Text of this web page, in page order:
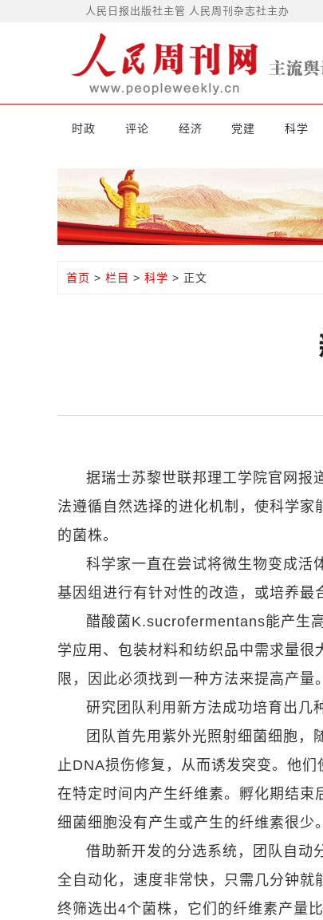
人民日报出版社主管 人民周刊杂志社主办
时政 评论 经济 党建 科学
首页 > 栏目 > 科学 > 正文
据瑞士苏黎世联邦理工学院官网报
法遵循自然选择的进化机制，使科学
的菌株。
科学家一直在尝试将微生物变成活
基因组进行有针对性的改造，或培养最
醋酸菌K.sucrofermentans能产生
学应用、包装材料和纺织品中需求量
限，因此必须找到一种方法来提高产量。
研究团队利用新方法成功培育出几
团队首先用紫外光照射细菌细胞
止DNA损伤修复，从而诱发突变。他
在特定时间内产生纤维素。孵化期结
细菌细胞没有产生或产生的纤维素很少。
借助新开发的分选系统，团队自动
全自动化，速度非常快，只需几分钟
终筛选出4个菌株，它们的纤维素产量